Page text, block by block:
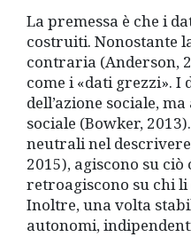
La premessa è che i
costruiti. Nonostante
contraria (Anderson,
come i «dati grezzi». I
dell’azione sociale,
sociale (Bowker,
neutrali nel
2015), agiscono su ciò
retroagiscono su chi
Inoltre, una volta
autonomi,